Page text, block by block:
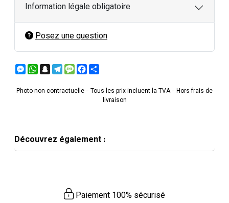
Information légale obligatoire
Posez une question
Messenger
WhatsApp
Snapchat
Telegram
MessageFacebook
Photo non contractuelle - Tous les prix incluent la TVA - Hors frais de
livraison
Découvrez également :
Paiement 100% sécurisé